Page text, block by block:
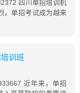
四川单招培训机
，单招考试成为越来
训班
近年来，单招